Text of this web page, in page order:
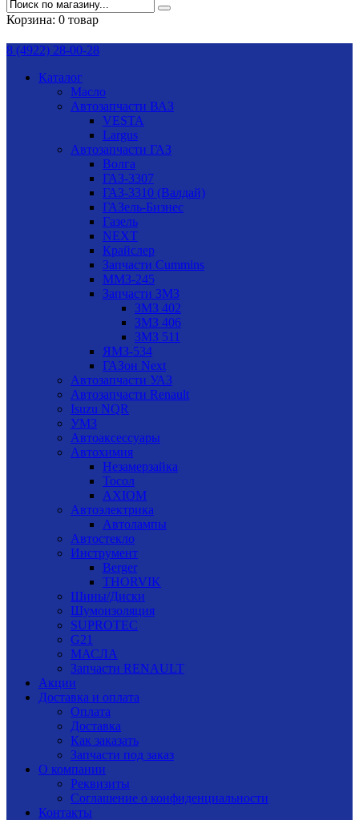
Корзина: 0 товар
8 (4922) 28-00-28
Каталог
Масло
Автозапчасти ВАЗ
VESTA
Largus
Автозапчасти ГАЗ
Волга
ГАЗ-3307
ГАЗ-3310 (Валдай)
ГАЗель-Бизнес
Газель
NEXT
Крайслер
Запчасти Cummins
ММЗ-245
Запчасти ЗМЗ
ЗМЗ 402
ЗМЗ 406
ЗМЗ 511
ЯМЗ-534
ГАЗон Next
Автозапчасти УАЗ
Автозапчасти Renault
Isuzu NQR
УМЗ
Автоаксессуары
Автохимия
Незамерзайка
Тосол
AXIOM
Автоэлектрика
Автолампы
Автостекло
Инструмент
Berger
THORVIK
Шины/Диски
Шумоизоляция
SUPROTEC
G21
МАСЛА
Запчасти RENAULT
Акции
Доставка и оплата
Оплата
Доставка
Как заказать
Запчасти под заказ
О компании
Реквизиты
Соглашение о конфиденциальности
Контакты